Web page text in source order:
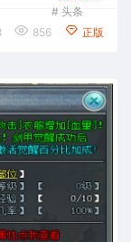
# 头条
856 正版